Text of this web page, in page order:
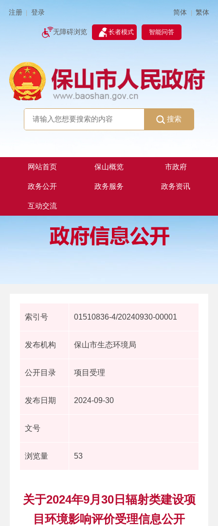
注册 登录 简体 | 繁体
无障碍浏览 长者模式 智能问答
搜索
网站首页 保山概览 市政府
政务公开 政务服务 政务资讯
互动交流
索引号 01510836-4/20240930-00001
发布机构 保山市生态环境局
公开目录 项目受理
发布日期 2024-09-30
文号
浏览量 53
关于2024年9月30日辐射类建设项
目环境影响评价受理信息公开